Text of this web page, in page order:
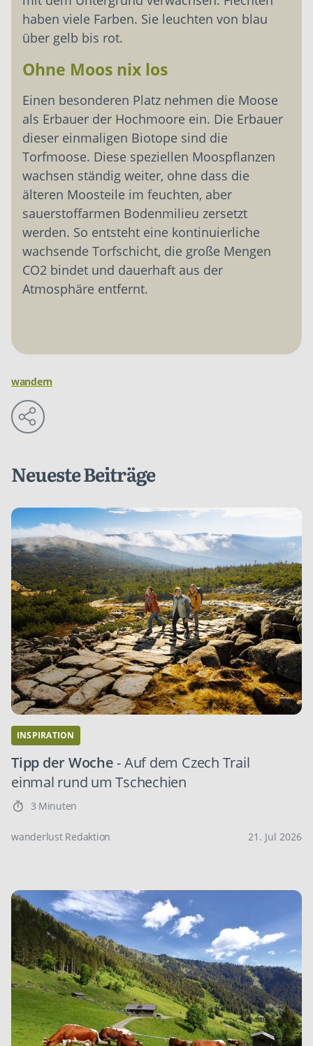
haben viele Farben. Sie leuchten von blau
über gelb bis rot.
Ohne Moos nix los
Einen besonderen Platz nehmen die Moose
als Erbauer der Hochmoore ein. Die Erbauer
dieser einmaligen Biotope sind die
Torfmoose. Diese speziellen Moospflanzen
wachsen ständig weiter, ohne dass die
älteren Moosteile im feuchten, aber
sauerstoffarmen Bodenmilieu zersetzt
werden. So entsteht eine kontinuierliche
wachsende Torfschicht, die große Mengen
CO2 bindet und dauerhaft aus der
Atmosphäre entfernt.
wandern
Neueste Beiträge
INSPIRATION
Tipp der Woche- Auf dem Czech Trail
einmal rund um Tschechien
3 Minuten
wanderlust Redaktion 21. Jul 2026